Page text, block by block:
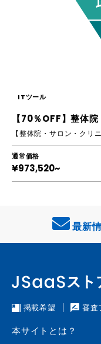
ITツール
通常価格
¥973,520~
最新
掲載希望 審査
本サイトとは？